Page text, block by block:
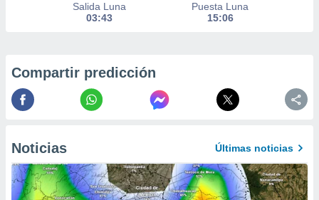
o acceder
utilizar
Salida Luna
03:43
Puesta Luna
15:06
Compartir predicción
Noticias Últimas noticias